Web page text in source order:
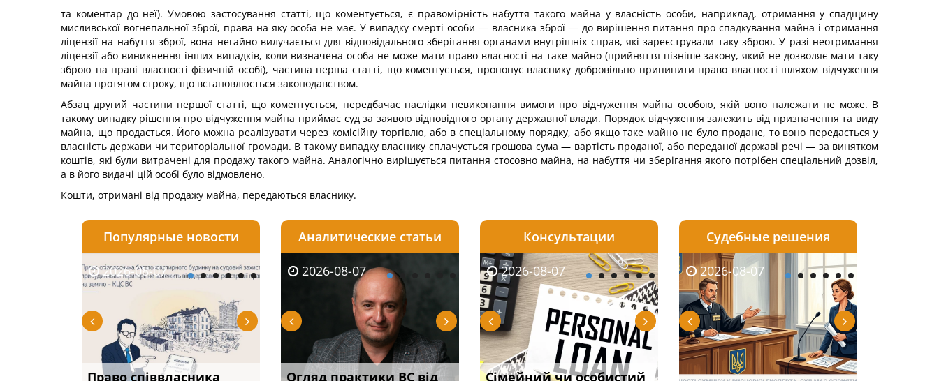
та коментар до неї). Умовою застосування статті, що коментується, є правомірність набуття такого майна у власність особи, наприклад, отримання у спадщину
мисливської вогнепальної зброї, права на яку особа не має. У випадку смерті особи — власника зброї — до вирішення питання про спадкування майна і отримання
ліцензії на набуття зброї, вона негайно вилучається для відповідального зберігання органами внутрішніх справ, які зареєстрували таку зброю. У разі неотримання
ліцензії або виникнення інших випадків, коли визначена особа не може мати право власності на таке майно (прийняття пізніше закону, який не дозволяє мати таку
зброю на праві власності фізичній особі), частина перша статті, що коментується, пропонує власнику добровільно припинити право власності шляхом відчуження
майна протягом строку, що встановлюється законодавством.
Абзац другий частини першої статті, що коментується, передбачає наслідки невиконання вимоги про відчуження майна особою, якій воно належати не може. В
такому випадку рішення про відчуження майна приймає суд за заявою відповідного органу державної влади. Порядок відчуження залежить від призначення та виду
майна, що продається. Його можна реалізувати через комісійну торгівлю, або в спеціальному порядку, або якщо таке майно не було продане, то воно передається у
власність держави чи територіальної громади. В такому випадку власнику сплачується грошова сума — вартість проданої, або переданої державі речі — за винятком
коштів, які були витрачені для продажу такого майна. Аналогічно вирішується питання стосовно майна, на набуття чи зберігання якого потрібен спеціальний дозвіл,
а в його видачі цій особі було відмовлено.
Кошти, отримані від продажу майна, передаються власнику.
Популярные новости
2026-08-07
Право співвласника
2026-08-06
Якщо суд встановив для
2026-08-06
Документи, на яких не
2026-08-06
НБУ змінив правила
2026-08-05
Суд оштрафував
Аналитические статьи
2026-08-03
ШІ в юридичній фірмі:
2026-08-07
Огляд практики ВС від
2026-08-04
Зловживання впливом
2026-08-04
Переоформлення
2026-08-03
Огляд практики
Консультации
2026-08-05
Чи потрібна ФОП
2026-08-07
Сімейний чи особистий
2026-08-07
Протокол обшуку: як
2026-08-06
Виключення з
Судебные решения
2026-07-30
Восьмий ААС фактично
2026-08-07